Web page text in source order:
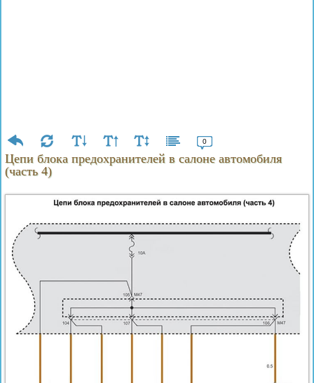
0
Цепи блока предохранителей в салоне автомобиля
(часть 4)